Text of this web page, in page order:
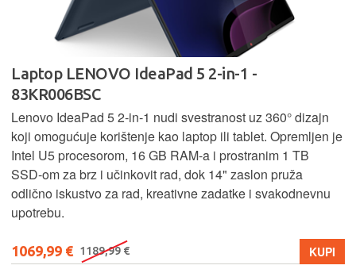
Laptop LENOVO LOQ 15AHP10 - 83JG002WSC
Lenovo LOQ 15AHP10 kombinira Ryzen 5 procesor, 16 GB
RAM-a i 1 TB SSD za brz rad i dovoljno prostora. Uz
Nvidia RTX 5050 grafiku pruža odlično gaming iskustvo i
rad u zahtjevnim aplikacijama, dok optimizirano hlađenje
osigurava stabilne performanse i pri većem opterećenju.
1299,99 € 1399,99 € KUPI